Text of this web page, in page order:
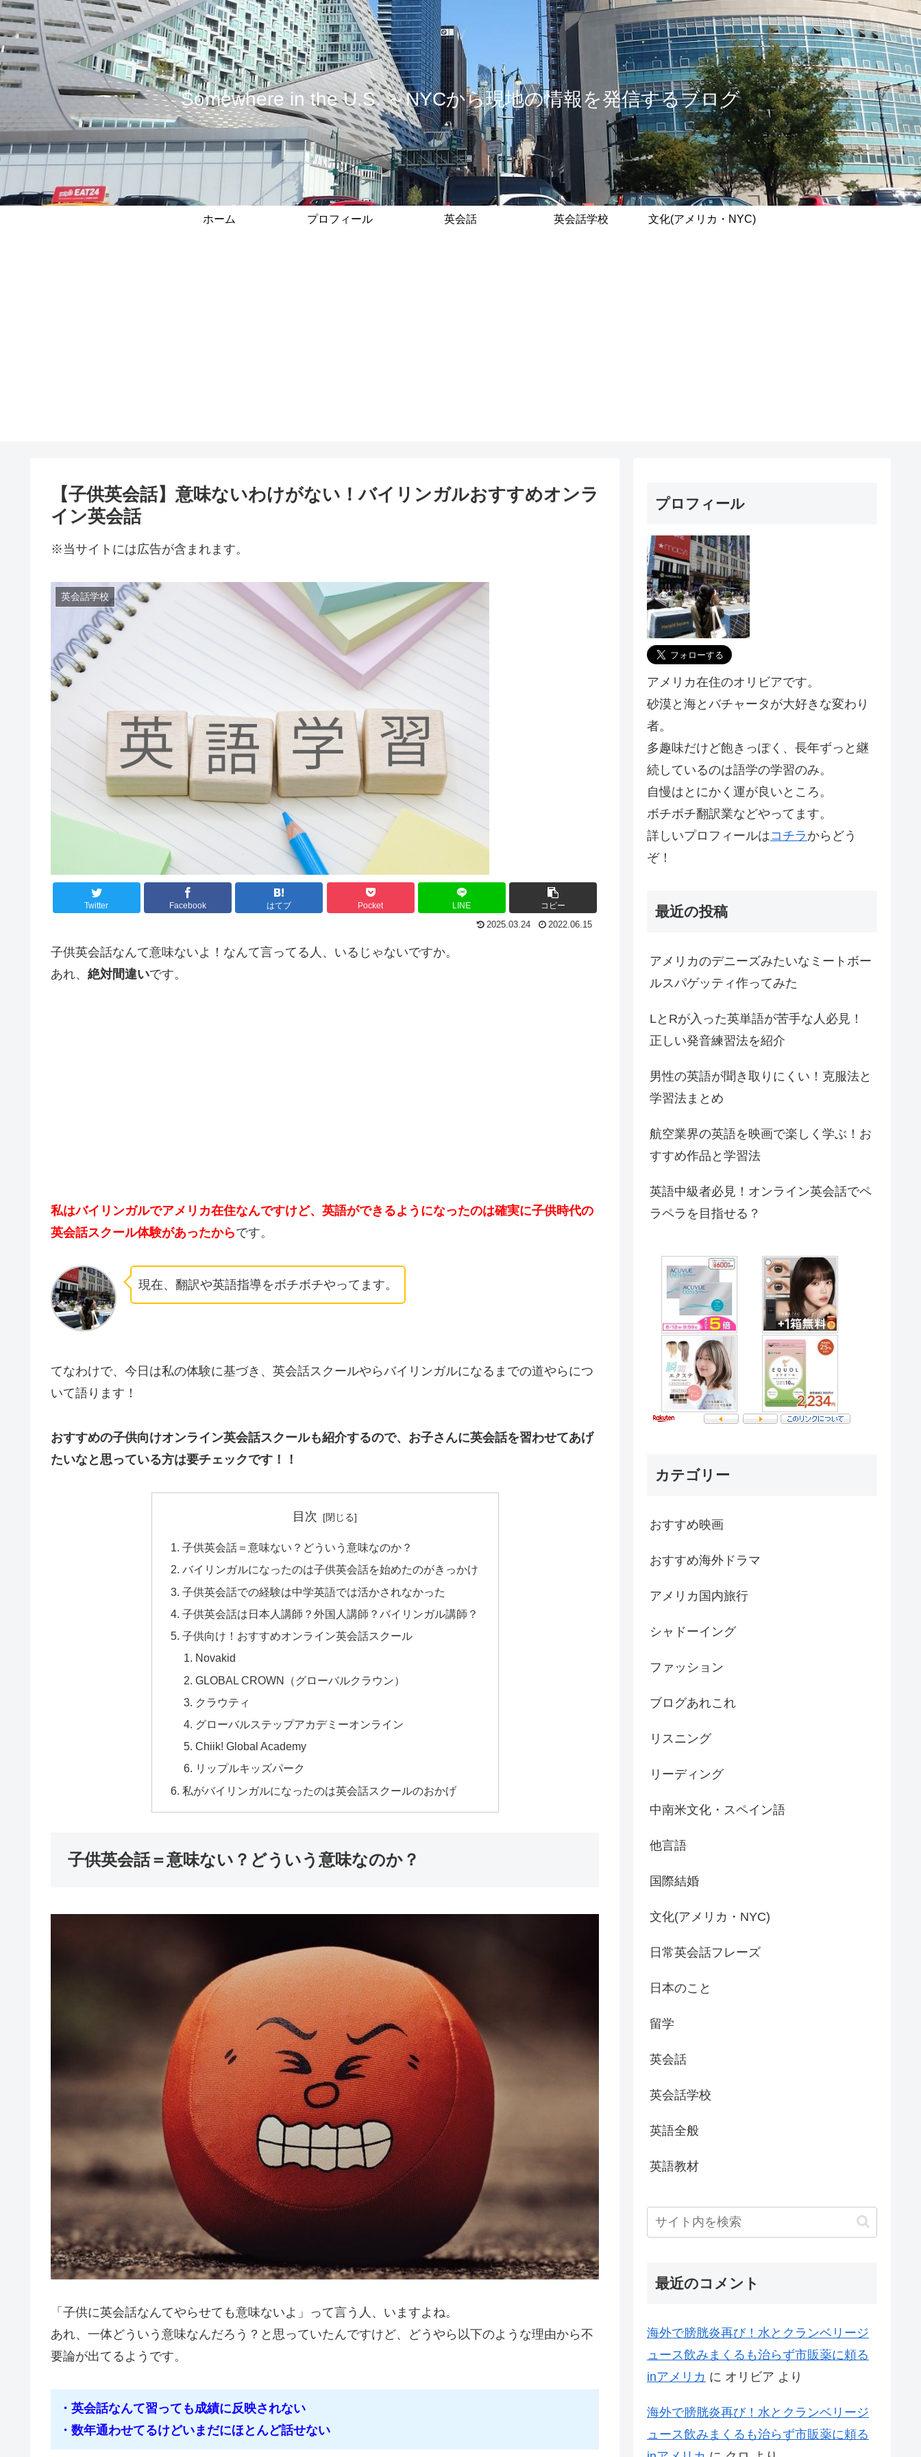
Somewhere in the U.S. ～NYCから現地の情報を発信するブログ
ホーム プロフィール 英会話 英会話学校 文化(アメリカ・NYC)
【子供英会話】意味ないわけがない！バイリンガルおすすめオンラ
イン英会話
※当サイトには広告が含まれます。
英会話学校
Twitter Facebook はてブ Pocket LINE コピー
2025.03.24 2022.06.15
子供英会話なんて意味ないよ！なんて言ってる人、いるじゃないですか。
あれ、 絶対間違いです。
私はバイリンガルでアメリカ在住なんですけど、英語ができるようになったのは確実に子供時代の
英会話スクール体験があったからです。
現在、翻訳や英語指導をボチボチやってます。
てなわけで、今日は私の体験に基づき、英会話スクールやらバイリンガルになるまでの道やらにつ
いて語ります！
おすすめの子供向けオンライン英会話スクールも紹介するので、お子さんに英会話を習わせてあげ
たいなと思っている方は要チェックです！！
目次
子供英会話＝意味ない？どういう意味なのか？
バイリンガルになったのは子供英会話を始めたのがきっかけ
子供英会話での経験は中学英語では活かされなかった
子供英会話は日本人講師？外国人講師？バイリンガル講師？
子供向け！おすすめオンライン英会話スクール
Novakid
GLOBAL CROWN（グローバルクラウン）
クラウティ
グローバルステップアカデミーオンライン
Chiik! Global Academy
リップルキッズパーク
私がバイリンガルになったのは英会話スクールのおかげ
子供英会話＝意味ない？どういう意味なのか？
「子供に英会話なんてやらせても意味ないよ」って言う人、いますよね。
あれ、一体どういう意味なんだろう？と思っていたんですけど、どうやら以下のような理由から不
要論が出てるようです。
・英会話なんて習っても成績に反映されない
・数年通わせてるけどいまだにほとんど話せない
プロフィール
アメリカ在住のオリビアです。
砂漠と海とバチャータが大好きな変わり
者。
多趣味だけど飽きっぽく、長年ずっと継
続しているのは語学の学習のみ。
自慢はとにかく運が良いところ。
ボチボチ翻訳業などやってます。
詳しいプロフィールはコチラ からどう
ぞ！
最近の投稿
アメリカのデニーズみたいなミートボー
ルスパゲッティ作ってみた
LとRが入った英単語が苦手な人必見！
正しい発音練習法を紹介
男性の英語が聞き取りにくい！克服法と
学習法まとめ
航空業界の英語を映画で楽しく学ぶ！お
すすめ作品と学習法
英語中級者必見！オンライン英会話でペ
ラペラを目指せる？
カテゴリー
おすすめ映画
おすすめ海外ドラマ
アメリカ国内旅行
シャドーイング
ファッション
ブログあれこれ
リスニング
リーディング
中南米文化・スペイン語
他言語
国際結婚
文化(アメリカ・NYC)
日常英会話フレーズ
日本のこと
留学
英会話
英会話学校
英語全般
英語教材
最近のコメント
海外で膀胱炎再び！水とクランベリージ
ュース飲みまくるも治らず市販薬に頼る
inアメリカ に オリビア より
海外で膀胱炎再び！水とクランベリージ
ュース飲みまくるも治らず市販薬に頼る